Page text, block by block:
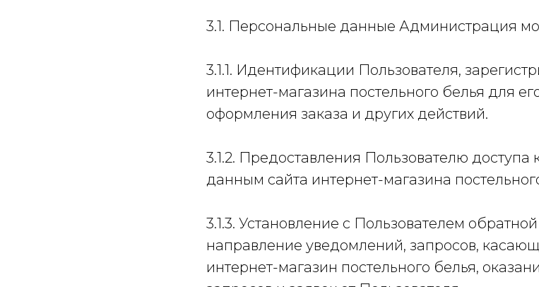
3.1. Персональные данные Администрация
3.1.1. Идентификации Пользователя,
интернет-магазина постельного белья для
оформления заказа и других действий.
3.1.2. Предоставления Пользователю
данным сайта интернет-магазина
3.1.3. Установление с Пользователем
направление уведомлений, запросов,
интернет-магазин постельного белья,